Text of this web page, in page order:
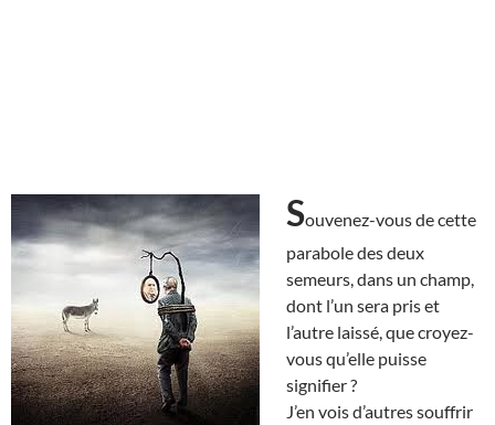
Souvenez-vous de cette
parabole des deux
semeurs, dans un champ,
dont l’un sera pris et
l’autre laissé, que croyez-
vous qu’elle puisse
signifier ?
J’en vois d’autres souffrir